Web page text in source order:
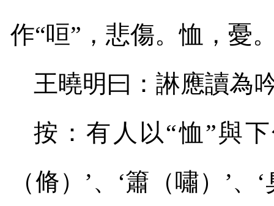
作“咺”，悲傷。恤，憂
王曉明曰：諃應讀為
按：有人以“恤”與
（脩）’、‘簫（嘯）’